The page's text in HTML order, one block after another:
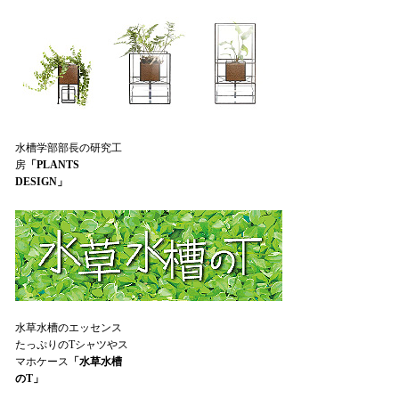
水槽学部部長の研究工
房「PLANTS
DESIGN」
水草水槽のエッセンス
たっぷりのTシャツやス
マホケース 「水草水槽
のT」